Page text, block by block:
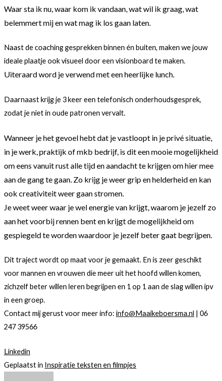
Waar sta ik nu, waar kom ik vandaan, wat wil ik graag, wat
belemmert mij en wat mag ik los gaan laten.
Naast de coaching gesprekken binnen én buiten, maken we jouw
ideale plaatje ook visueel door een visionboard te maken.
Uiteraard word je verwend met een heerlijke lunch.
Daarnaast krijg je 3 keer een telefonisch onderhoudsgesprek,
zodat je niet in oude patronen vervalt.
Wanneer je het gevoel hebt dat je vastloopt in je privé situatie,
in je werk, praktijk of mkb bedrijf, is dit een mooie mogelijkheid
om eens vanuit rust alle tijd en aandacht te krijgen om hier mee
aan de gang te gaan. Zo krijg je weer grip en helderheid en kan
ook creativiteit weer gaan stromen.
Je weet weer waar je wel energie van krijgt, waarom je jezelf zo
aan het voorbij rennen bent en krijgt de mogelijkheid om
gespiegeld te worden waardoor je jezelf beter gaat begrijpen.
Dit traject wordt op maat voor je gemaakt. En is zeer geschikt
voor mannen en vrouwen die meer uit het hoofd willen komen,
zichzelf beter willen leren begrijpen en 1 op 1 aan de slag willen ipv
in een groep.
Contact mij gerust voor meer info: info@Maaikeboersma.nl | 06
247 39566
Linkedin
Geplaatst in Inspiratie teksten en filmpjes